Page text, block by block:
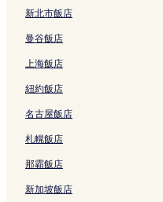
新北市飯店
曼谷飯店
上海飯店
紐約飯店
名古屋飯店
札幌飯店
那霸飯店
新加坡飯店